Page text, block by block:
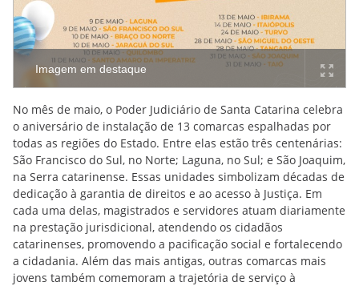
Imagem em destaque
No mês de maio, o Poder Judiciário de Santa Catarina celebra
o aniversário de instalação de 13 comarcas espalhadas por
todas as regiões do Estado. Entre elas estão três centenárias:
São Francisco do Sul, no Norte; Laguna, no Sul; e São Joaquim,
na Serra catarinense. Essas unidades simbolizam décadas de
dedicação à garantia de direitos e ao acesso à Justiça. Em
cada uma delas, magistrados e servidores atuam diariamente
na prestação jurisdicional, atendendo os cidadãos
catarinenses, promovendo a pacificação social e fortalecendo
a cidadania. Além das mais antigas, outras comarcas mais
jovens também comemoram a trajetória de serviço à